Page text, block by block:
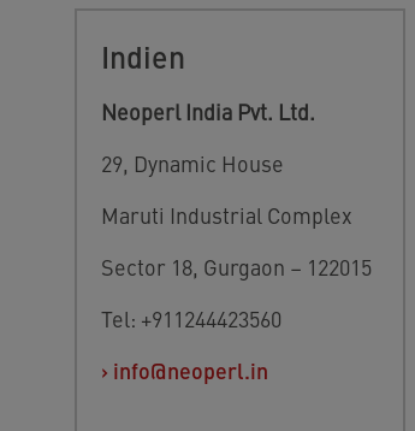
Indien
Neoperl India Pvt. Ltd.
29, Dynamic House
Maruti Industrial Complex
Sector 18, Gurgaon – 122015
Tel: +911244423560
› info@neoperl.in